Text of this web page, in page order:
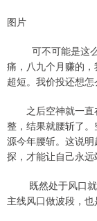
图片
可不可能是这么
痛，八九个月赚的
超短。我价投还想怎
之后空神就一直
整，结果就腰斩了
源今年腰斩。这说
探，才能让自己永远
既然处于风口就
主线风口做波段，也